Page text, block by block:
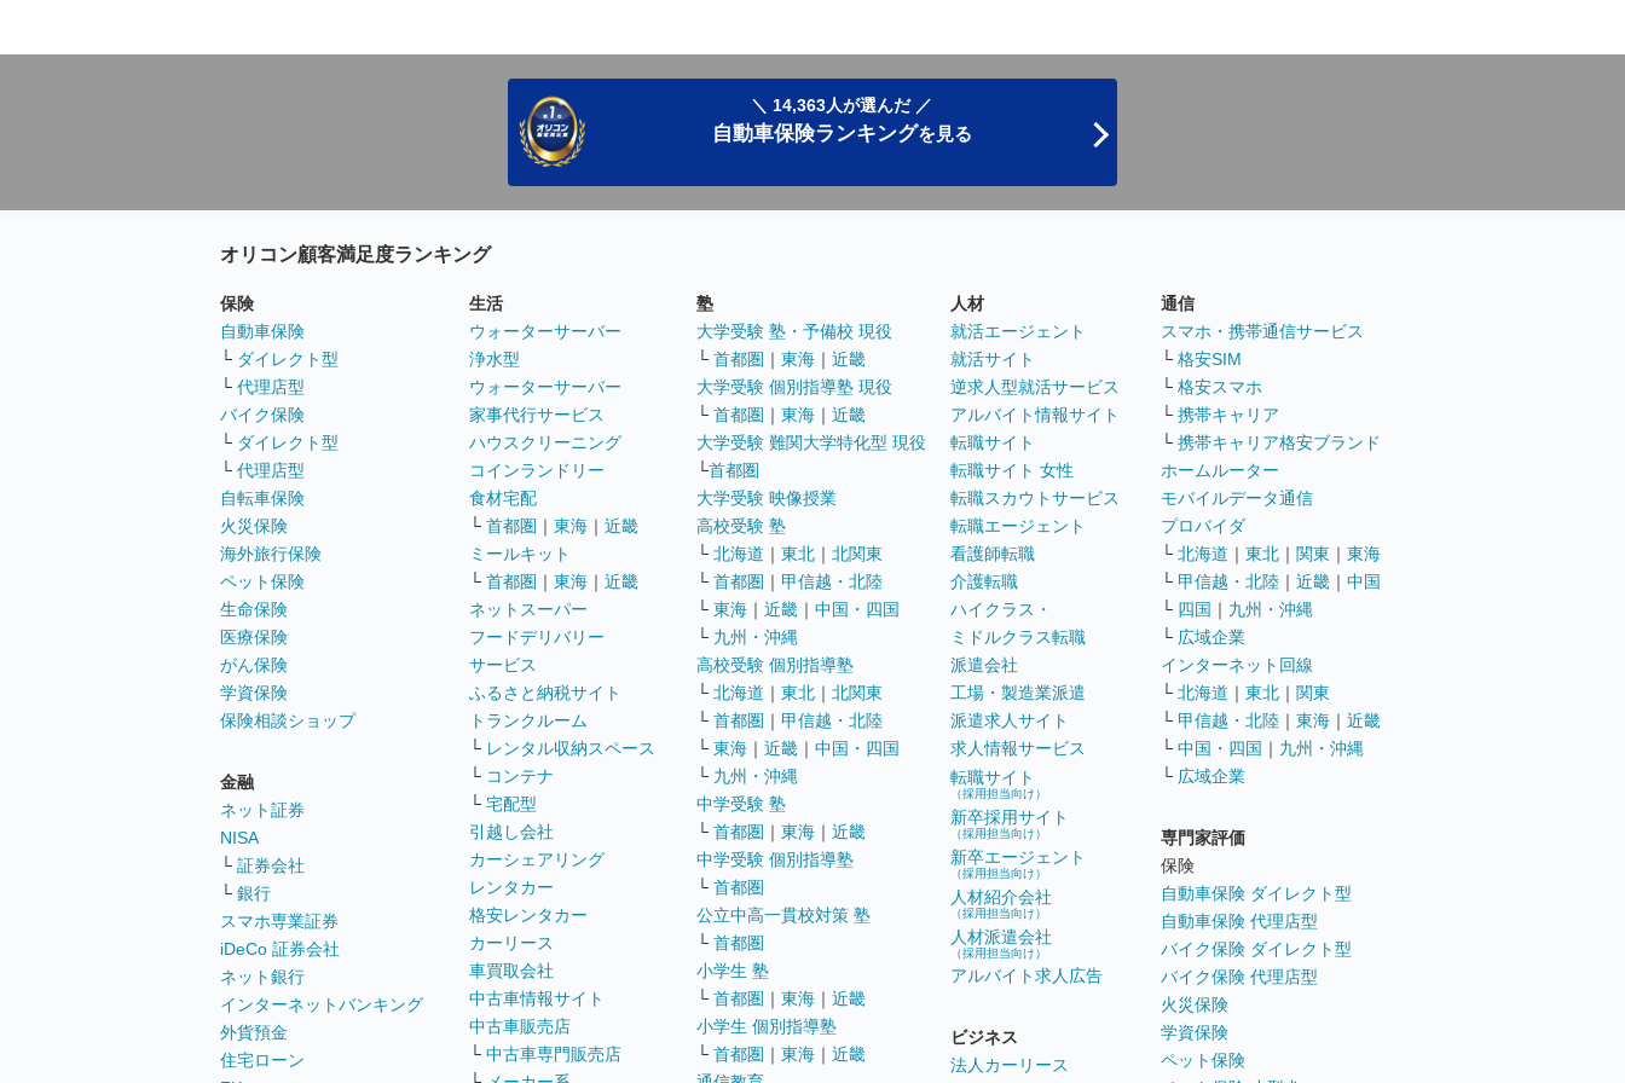
＼ 14,363人が選んだ ／
自動車保険ランキングを見る
オリコン顧客満足度ランキング
保険
自動車保険
└ ダイレクト型
└ 代理店型
バイク保険
└ ダイレクト型
└ 代理店型
自転車保険
火災保険
海外旅行保険
ペット保険
生命保険
医療保険
がん保険
学資保険
保険相談ショップ
金融
ネット証券
NISA
└ 証券会社
└ 銀行
スマホ専業証券
iDeCo 証券会社
ネット銀行
インターネットバンキング
外貨預金
住宅ローン
生活
ウォーターサーバー
浄水型
ウォーターサーバー
家事代行サービス
ハウスクリーニング
コインランドリー
食材宅配
└ 首都圏 ｜ 東海 ｜ 近畿
ミールキット
└ 首都圏 ｜ 東海 ｜ 近畿
ネットスーパー
フードデリバリー
サービス
ふるさと納税サイト
トランクルーム
└ レンタル収納スペース
└ コンテナ
└ 宅配型
引越し会社
カーシェアリング
レンタカー
格安レンタカー
カーリース
車買取会社
中古車情報サイト
中古車販売店
└ 中古車専門販売店
塾
大学受験 塾・予備校 現役
└ 首都圏 ｜ 東海 ｜ 近畿
大学受験 個別指導塾 現役
└ 首都圏 ｜ 東海 ｜ 近畿
大学受験 難関大学特化型 現役
└首都圏
大学受験 映像授業
高校受験 塾
└ 北海道 ｜ 東北 ｜ 北関東
└ 首都圏 ｜ 甲信越・北陸
└ 東海 ｜ 近畿 ｜ 中国・四国
└ 九州・沖縄
高校受験 個別指導塾
└ 北海道 ｜ 東北 ｜ 北関東
└ 首都圏 ｜ 甲信越・北陸
└ 東海 ｜ 近畿 ｜ 中国・四国
└ 九州・沖縄
中学受験 塾
└ 首都圏 ｜ 東海 ｜ 近畿
中学受験 個別指導塾
└ 首都圏
公立中高一貫校対策 塾
└ 首都圏
小学生 塾
└ 首都圏 ｜ 東海 ｜ 近畿
小学生 個別指導塾
└ 首都圏 ｜ 東海 ｜ 近畿
人材
就活エージェント
就活サイト
逆求人型就活サービス
アルバイト情報サイト
転職サイト
転職サイト 女性
転職スカウトサービス
転職エージェント
看護師転職
介護転職
ハイクラス・
ミドルクラス転職
派遣会社
工場・製造業派遣
派遣求人サイト
求人情報サービス
転職サイト
（採用担当向け）
新卒採用サイト
（採用担当向け）
新卒エージェント
（採用担当向け）
人材紹介会社
（採用担当向け）
人材派遣会社
（採用担当向け）
アルバイト求人広告
ビジネス
法人カーリース
通信
スマホ・携帯通信サービス
└ 格安SIM
└ 格安スマホ
└ 携帯キャリア
└ 携帯キャリア格安ブランド
ホームルーター
モバイルデータ通信
プロバイダ
└ 北海道 ｜ 東北 ｜ 関東 ｜ 東海
└ 甲信越・北陸 ｜ 近畿 ｜ 中国
└ 四国 ｜ 九州・沖縄
└ 広域企業
インターネット回線
└ 北海道 ｜ 東北 ｜ 関東
└ 甲信越・北陸 ｜ 東海 ｜ 近畿
└ 中国・四国 ｜ 九州・沖縄
└ 広域企業
専門家評価
保険
自動車保険 ダイレクト型
自動車保険 代理店型
バイク保険 ダイレクト型
バイク保険 代理店型
火災保険
学資保険
ペット保険